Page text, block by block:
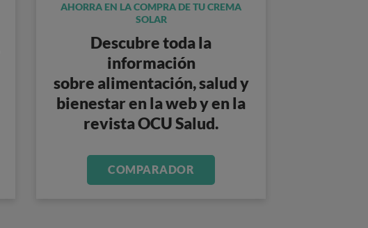
AHORRA EN LA COMPRA DE TU CREMA
SOLAR
Descubre toda la
información
sobre alimentación, salud y
bienestaren la web y en la
revistaOCU Salud.
COMPARADOR